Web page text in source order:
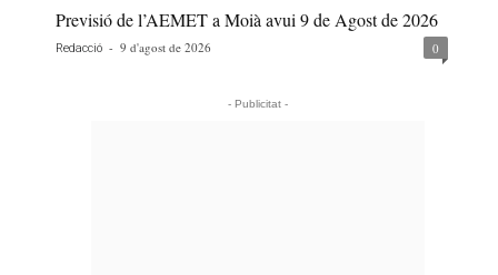
Previsió de l’AEMET a Moià avui 9 de Agost de 2026
Redacció - 9 d'agost de 2026 0
- Publicitat -